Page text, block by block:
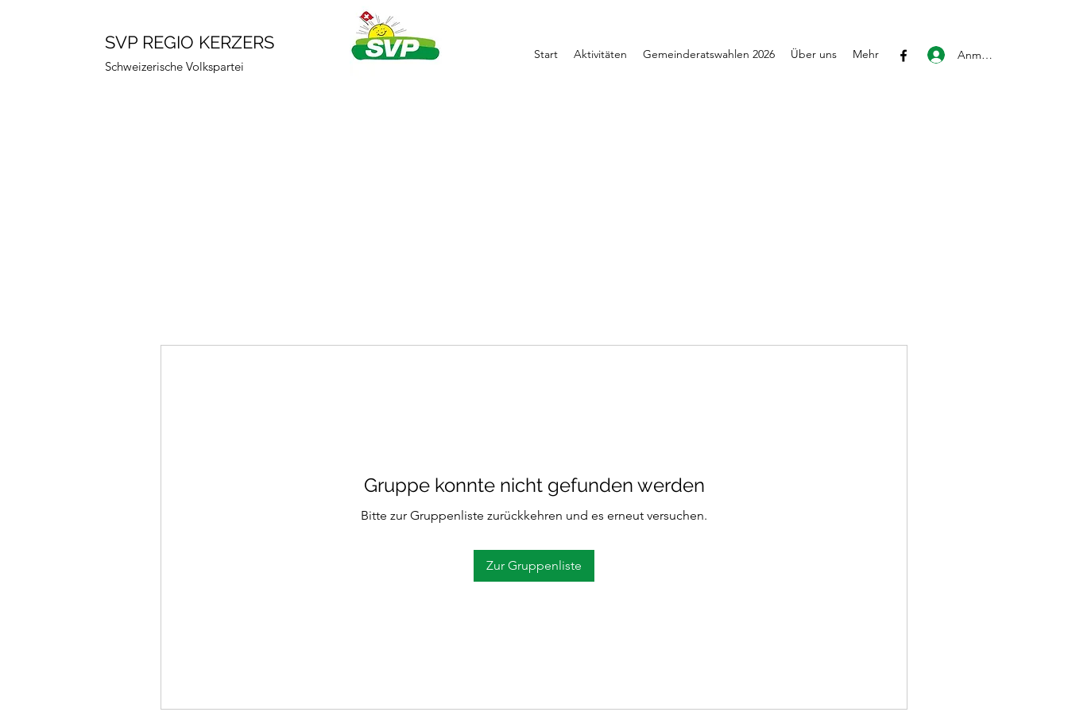
SVP REGIO KERZERS
Schweizerische Volkspartei
Start Aktivitäten Gemeinderatswahlen 2026 Über uns Mehr Anmelden
Gruppe konnte nicht gefunden werden
Bitte zur Gruppenliste zurückkehren und es erneut versuchen.
Zur Gruppenliste